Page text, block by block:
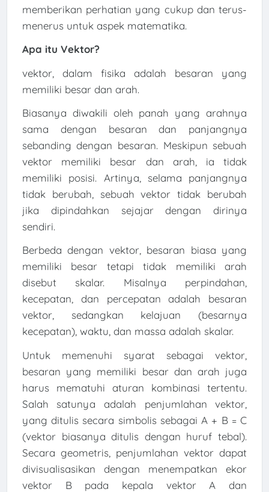
memberikan perhatian yang cukup dan terus-
menerus untuk aspek matematika.
Apa itu Vektor?
vektor, dalam fisika adalah besaran yang
memiliki besar dan arah.
Biasanya diwakili oleh panah yang arahnya
sama dengan besaran dan panjangnya
sebanding dengan besaran. Meskipun sebuah
vektor memiliki besar dan arah, ia tidak
memiliki posisi. Artinya, selama panjangnya
tidak berubah, sebuah vektor tidak berubah
jika dipindahkan sejajar dengan dirinya
sendiri.
Berbeda dengan vektor, besaran biasa yang
memiliki besar tetapi tidak memiliki arah
disebut skalar. Misalnya perpindahan,
kecepatan, dan percepatan adalah besaran
vektor, sedangkan kelajuan (besarnya
kecepatan), waktu, dan massa adalah skalar.
Untuk memenuhi syarat sebagai vektor,
besaran yang memiliki besar dan arah juga
harus mematuhi aturan kombinasi tertentu.
Salah satunya adalah penjumlahan vektor,
yang ditulis secara simbolis sebagai A + B = C
(vektor biasanya ditulis dengan huruf tebal).
Secara geometris, penjumlahan vektor dapat
divisualisasikan dengan menempatkan ekor
vektor B pada kepala vektor A dan